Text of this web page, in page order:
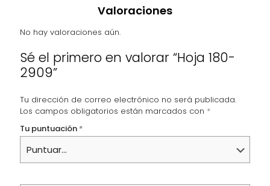
Valoraciones
No hay valoraciones aún.
Sé el primero en valorar “Hoja 180-
2909”
Tu dirección de correo electrónico no será publicada.
Los campos obligatorios están marcados con *
Tu puntuación *